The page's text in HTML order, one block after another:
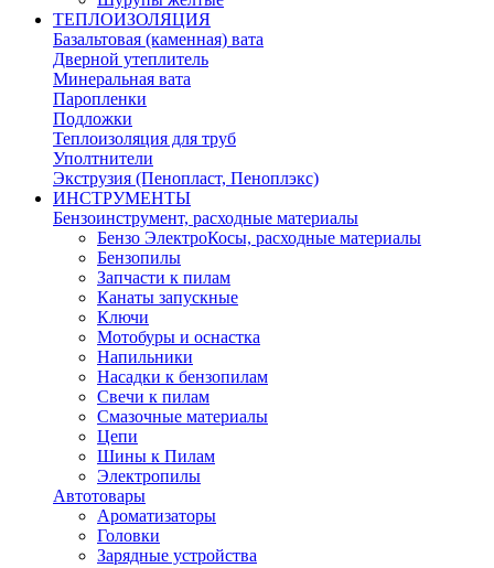
ТЕПЛОИЗОЛЯЦИЯ
Базальтовая (каменная) вата
Дверной утеплитель
Минеральная вата
Паропленки
Подложки
Теплоизоляция для труб
Уполтнители
Экструзия (Пенопласт, Пеноплэкс)
ИНСТРУМЕНТЫ
Бензоинструмент, расходные материалы
Бензо ЭлектроКосы, расходные материалы
Бензопилы
Запчасти к пилам
Канаты запускные
Ключи
Мотобуры и оснастка
Напильники
Насадки к бензопилам
Свечи к пилам
Смазочные материалы
Цепи
Шины к Пилам
Электропилы
Автотовары
Ароматизаторы
Головки
Зарядные устройства